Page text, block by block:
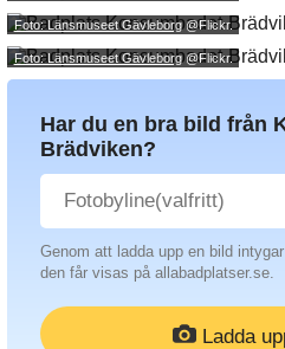
Foto: Länsmuseet Gävleborg@Flickr.
Foto: Länsmuseet Gävleborg@Flickr.
Har du en bra bild från
Brädviken?
Genom att ladda upp en bild
den får visas på allabadplatser.se.
Ladda